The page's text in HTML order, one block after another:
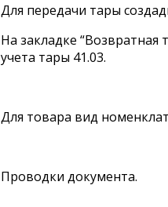
Для передачи тары
На закладке “Возвратная
учета тары 41.03.
Для товара вид
Проводки документа.